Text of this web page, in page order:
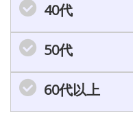
40代
50代
60代以上